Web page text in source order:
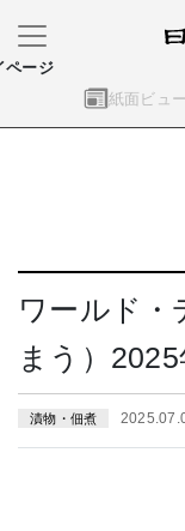
紙面ビュ
ページ
ワールド
まう）
漬物・佃煮